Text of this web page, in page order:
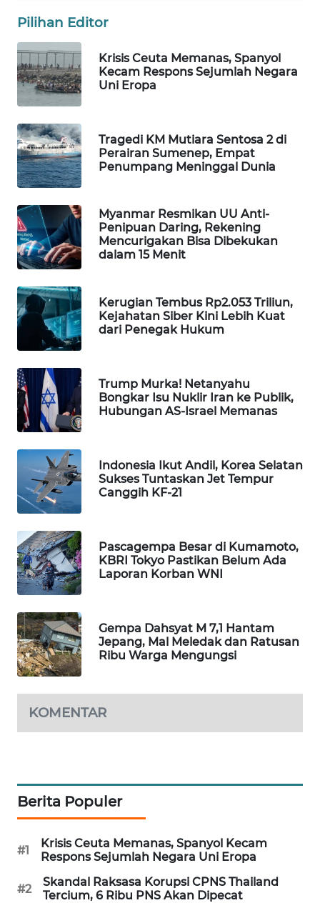
Pilihan Editor
Krisis Ceuta Memanas, Spanyol
Kecam Respons Sejumlah Negara
Uni Eropa
Tragedi KM Mutiara Sentosa 2 di
Perairan Sumenep, Empat
Penumpang Meninggal Dunia
Myanmar Resmikan UU Anti-
Penipuan Daring, Rekening
Mencurigakan Bisa Dibekukan
dalam 15 Menit
Kerugian Tembus Rp2.053 Triliun,
Kejahatan Siber Kini Lebih Kuat
dari Penegak Hukum
Trump Murka! Netanyahu
Bongkar Isu Nuklir Iran ke Publik,
Hubungan AS-Israel Memanas
Indonesia Ikut Andil, Korea Selatan
Sukses Tuntaskan Jet Tempur
Canggih KF-21
Pascagempa Besar di Kumamoto,
KBRI Tokyo Pastikan Belum Ada
Laporan Korban WNI
Gempa Dahsyat M 7,1 Hantam
Jepang, Mal Meledak dan Ratusan
Ribu Warga Mengungsi
KOMENTAR
Berita Populer
#1
Krisis Ceuta Memanas, Spanyol Kecam
Respons Sejumlah Negara Uni Eropa
#2
Skandal Raksasa Korupsi CPNS Thailand
Tercium, 6 Ribu PNS Akan Dipecat
WAHANANEWS
ID
WAHANANEWS
CO ID
WAHANANEWS
NET
WAHANA
WAHANA
UMKM
WAHANA
SELEB
WAHANA
WAHANA
OTOMOTIF
WAHANA
HEALTH
WAHANA
DESA
WISATA
LAPAK
WAHANA
Wahana
Network
KONSUMEN
ID
ID
MARTABAT
NET